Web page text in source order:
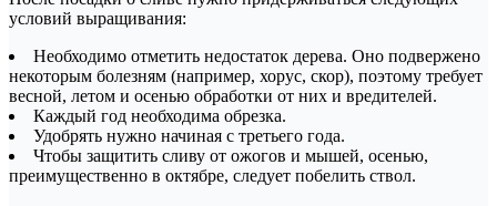
условий выращивания:
Необходимо отметить недостаток дерева. Оно подвержено
некоторым болезням (например, хорус, скор), поэтому требует
весной, летом и осенью обработки от них и вредителей.
Каждый год необходима обрезка.
Удобрять нужно начиная с третьего года.
Чтобы защитить сливу от ожогов и мышей, осенью,
преимущественно в октябре, следует побелить ствол.